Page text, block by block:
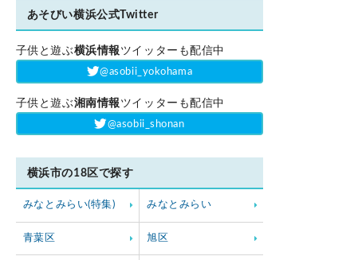
あそびい横浜公式Twitter
子供と遊ぶ横浜情報 ツイッターも配信中
‎@asobii_yokohama
子供と遊ぶ湘南情報 ツイッターも配信中
‎@asobii_shonan
横浜市の18区で探す
みなとみらい(特集) みなとみらい
青葉区 旭区